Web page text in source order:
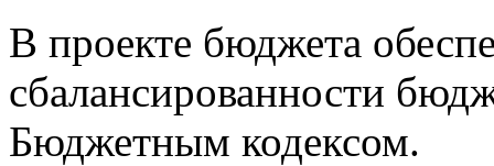
В проекте бюджета
сбалансированности
Бюджетным кодексом.